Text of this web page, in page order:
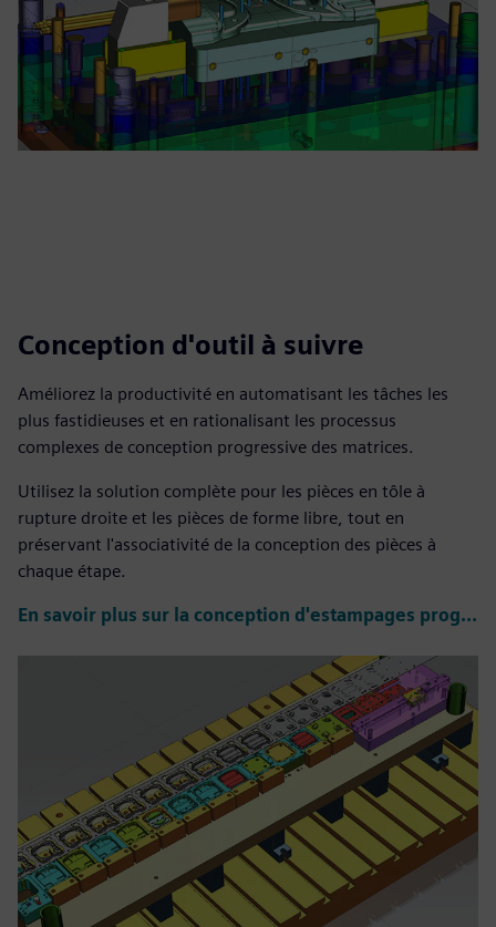
Conception d'outil à suivre
Améliorez la productivité en automatisant les tâches les
plus fastidieuses et en rationalisant les processus
complexes de conception progressive des matrices.
Utilisez la solution complète pour les pièces en tôle à
rupture droite et les pièces de forme libre, tout en
préservant l'associativité de la conception des pièces à
chaque étape.
En savoir plus sur la conception d'estampages progressifs